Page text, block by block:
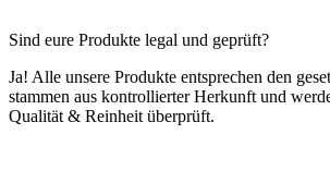
Sind eure Produkte legal und geprüft?
Ja! Alle unsere Produkte entsprechen den
stammen aus kontrollierter Herkunft und
Qualität & Reinheit überprüft.